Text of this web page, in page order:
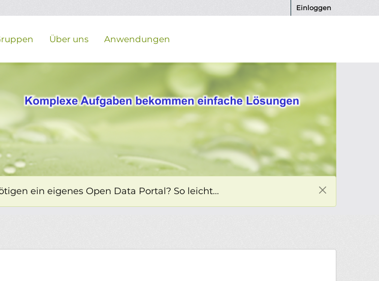
Einloggen
Über uns Anwendungen
ein eigenes Open Data Portal? So leicht...